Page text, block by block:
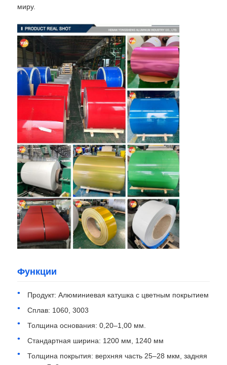
Домой
Продукты
О нас
Экскурсия по фабрике
Контроль качества
Свяжитесь с нами
Случаи
Запросить расценки
Алюминиевая фольга
миру.
Функции
Продукт: Алюминиевая катушка с цветным покрытием
Сплав: 1060, 3003
Толщина основания: 0,20–1,00 мм.
Стандартная ширина: 1200 мм, 1240 мм
Толщина покрытия: верхняя часть 25–28 мкм, задняя